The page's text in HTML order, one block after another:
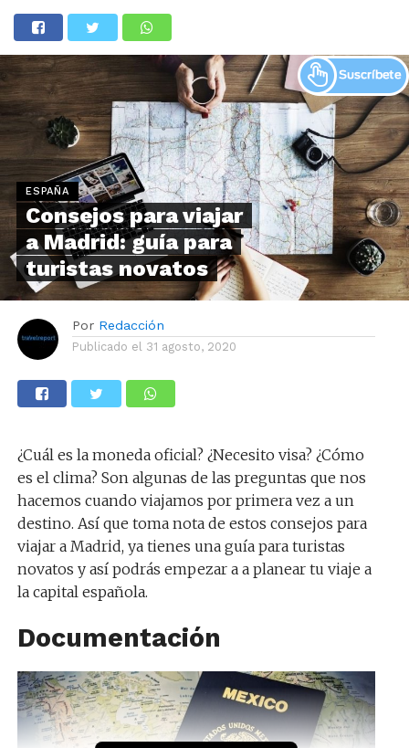
ESPAÑA
Consejos para viajar
a Madrid: guía para
turistas novatos
Por Redacción
Publicado el 31 agosto, 2020
¿Cuál es la moneda oficial? ¿Necesito visa? ¿Cómo
es el clima? Son algunas de las preguntas que nos
hacemos cuando viajamos por primera vez a un
destino. Así que toma nota de estos consejos para
viajar a Madrid, ya tienes una guía para turistas
novatos y así podrás empezar a a planear tu viaje a
la capital española.
Documentación